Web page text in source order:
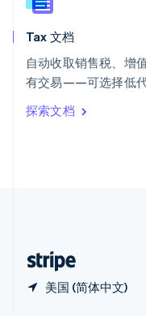
Tax 文档
自动收取销售税、增
有交易——可选择低代
探索文档
美国 (简体中文)
新西兰
匈牙利
意大利
ItalianoEnglish
印度
English